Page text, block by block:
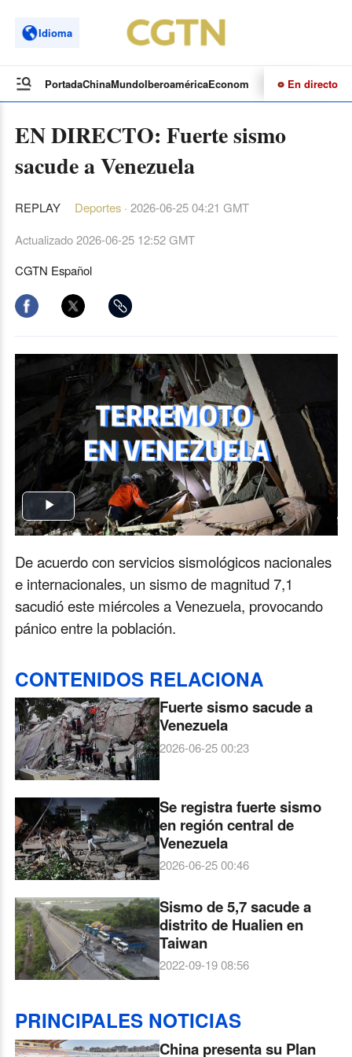
Idioma
PortadaChinaMundoIberoaméricaEconomía CulturaDeportes
En directo
EN DIRECTO: Fuerte sismo
sacude a Venezuela
REPLAY Deportes ·2026-06-25 04:21 GMT
Actualizado2026-06-25 12:52 GMT
CGTN Español
Play
De acuerdo con servicios sismológicos nacionales
e internacionales, un sismo de magnitud 7,1
sacudió este miércoles a Venezuela, provocando
pánico entre la población.
CONTENIDOS RELACIONA
Fuerte sismo sacude a
Venezuela
2026-06-25 00:23
Se registra fuerte sismo
en región central de
Venezuela
2026-06-25 00:46
Sismo de 5,7 sacude a
distrito de Hualien en
Taiwan
2022-09-19 08:56
PRINCIPALES NOTICIAS
China presenta su Plan